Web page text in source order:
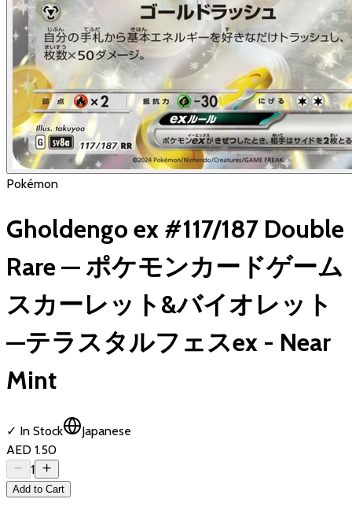
Pokémon
Gholdengo ex #117/187 Double
Rare — ポケモンカードゲーム
スカーレット&バイオレット
—テラスタルフェスex - Near
Mint
✓ In Stock
Japanese
AED 1.50
1
Add to Cart